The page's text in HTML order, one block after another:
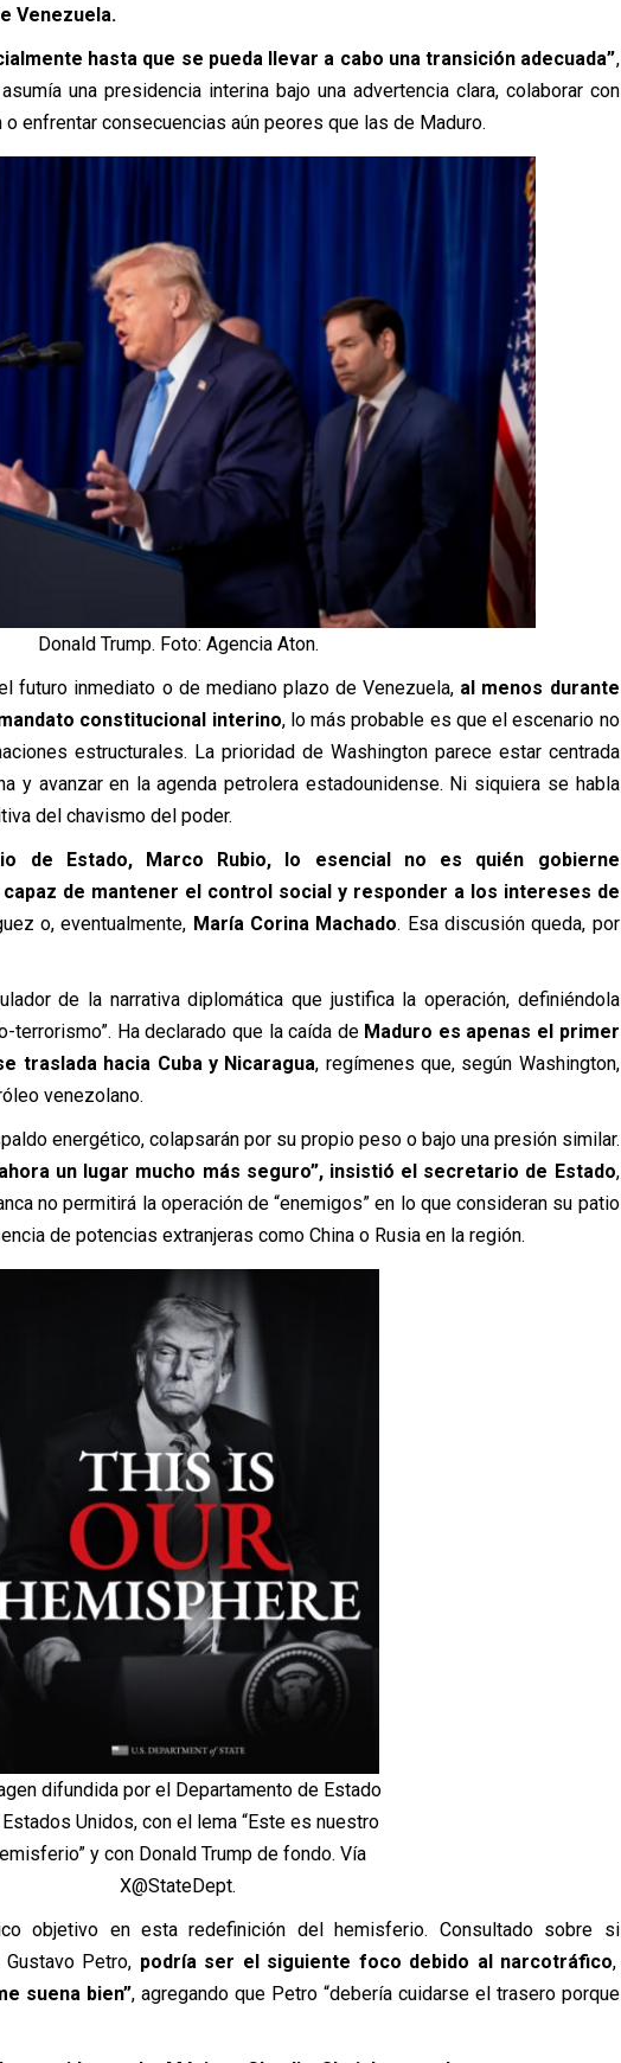
Venezuela.
hasta que se pueda llevar a cabo una transición adecuada”,
una presidencia interina bajo una advertencia clara, colaborar con
enfrentar consecuencias aún peores que las de Maduro.
Donald Trump. Foto: Agencia Aton.
futuro inmediato o de mediano plazo de Venezuela, al menos durante
constitucional interino, lo más probable es que el escenario no
estructurales. La prioridad de Washington parece estar centrada
y avanzar en la agenda petrolera estadounidense. Ni siquiera se habla
del chavismo del poder.
de Estado, Marco Rubio, lo esencial no es quién gobierne
de mantener el control social y responder a los intereses de
o, eventualmente, María Corina Machado. Esa discusión queda, por
de la narrativa diplomática que justifica la operación, definiéndola
terrorismo”. Ha declarado que la caída de Maduro es apenas el primer
traslada hacia Cuba y Nicaragua, regímenes que, según Washington,
venezolano.
energético, colapsarán por su propio peso o bajo una presión similar.
un lugar mucho más seguro”, insistió el secretario de Estado,
no permitirá la operación de “enemigos” en lo que consideran su patio
de potencias extranjeras como China o Rusia en la región.
difundida por el Departamento de Estado
Unidos, con el lema “Este es nuestro
y con Donald Trump de fondo. Vía
X@StateDept.
objetivo en esta redefinición del hemisferio. Consultado sobre si
Petro, podría ser el siguiente foco debido al narcotráfico,
suena bien”, agregando que Petro “debería cuidarse el trasero porque